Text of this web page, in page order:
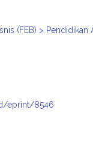
(FEB) > Pendidikan
eprint/8546